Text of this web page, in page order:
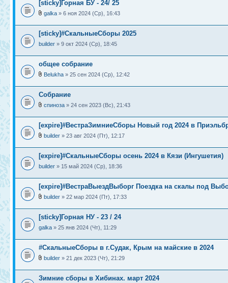
[sticky]Горная БУ - 24/ 25
galka » 6 ноя 2024 (Ср), 16:43
[sticky]#СкальныеСборы 2025
builder » 9 окт 2024 (Ср), 18:45
общее собрание
Belukha » 25 сен 2024 (Ср), 12:42
Собрание
спиноза » 24 сен 2023 (Вс), 21:43
[expire]#ВестраЗимниеСборы Новый год 2024 в
builder » 23 авг 2024 (Пт), 12:17
[expire]#СкальныеСборы осень 2024 в Кязи (Ингушетия)
builder » 15 май 2024 (Ср), 18:36
[expire]#ВестраВыездВыборг Поездка на скалы под
builder » 22 мар 2024 (Пт), 17:33
[sticky]Горная НУ - 23 / 24
galka » 25 янв 2024 (Чт), 11:29
#СкальныеСборы в г.Судак, Крым на майские в 2024
builder » 21 дек 2023 (Чт), 21:29
Зимние сборы в Хибинах. март 2024